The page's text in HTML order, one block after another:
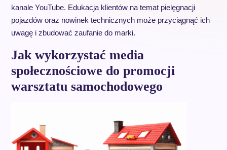
kanale YouTube. Edukacja klientów na temat pielęgnacji
pojazdów oraz nowinek technicznych może przyciągnąć ich
uwagę i zbudować zaufanie do marki.
Jak wykorzystać media
społecznościowe do promocji
warsztatu samochodowego